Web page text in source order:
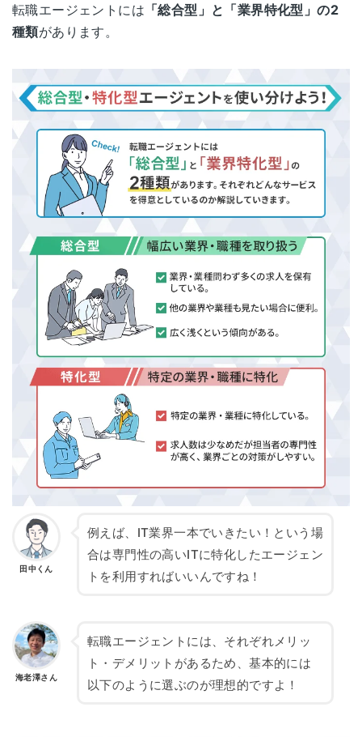
転職エージェントには 「総合型」と「業界特化型」の2
種類があります。
田中くん
例えば、IT業界一本でいきたい！という場
合は専門性の高いITに特化したエージェン
トを利用すればいいんですね！
海老澤さん
転職エージェントには、それぞれメリッ
ト・デメリットがあるため、基本的には
以下のように選ぶのが理想的ですよ！